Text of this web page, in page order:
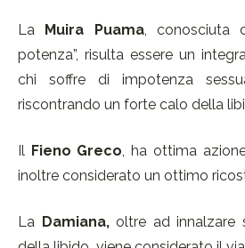
La Muira Puama, conosciuta
potenza”, risulta essere un
chi soffre di impotenza
riscontrando un forte calo della
Il Fieno Greco, ha ottima
inoltre considerato un ottimo
La Damiana,oltre ad innalzare